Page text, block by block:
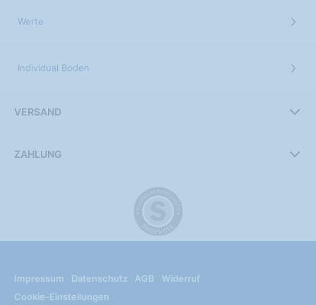
Werte
Individual Boden
VERSAND
ZAHLUNG
Impressum Datenschutz AGB
Widerruf
Cookie-Einstellungen